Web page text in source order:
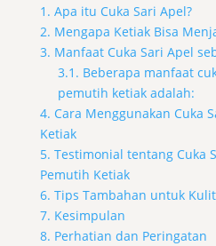
1. Apa itu Cuka Sari Apel?
2. Mengapa Ketiak Bisa
3. Manfaat Cuka Sari Apel
3.1. Beberapa manfaat
pemutih ketiak adalah:
4. Cara Menggunakan Cuka
Ketiak
5. Testimonial tentang Cuka
Pemutih Ketiak
6. Tips Tambahan untuk
7. Kesimpulan
8. Perhatian dan Peringatan